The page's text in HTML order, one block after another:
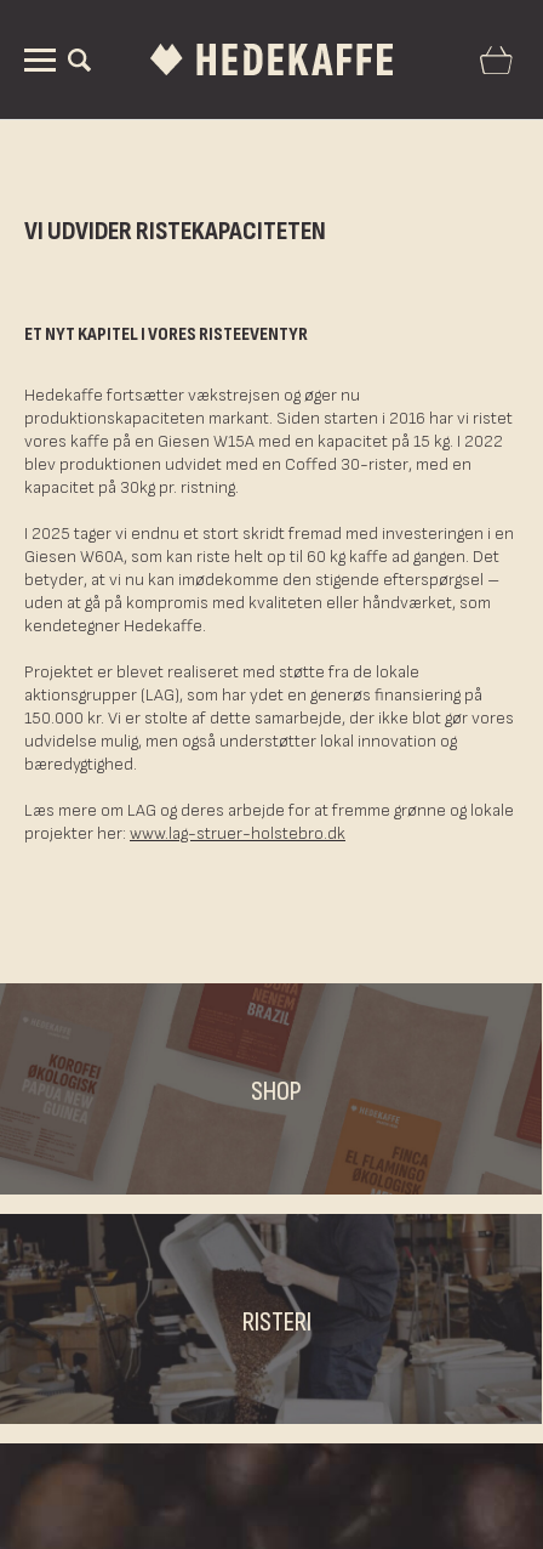
VI UDVIDER RISTEKAPACITETEN
ET NYT KAPITEL I VORES RISTEEVENTYR
Hedekaffe fortsætter vækstrejsen og øger nu
produktionskapaciteten markant. Siden starten i 2016 har vi ristet
vores kaffe på en Giesen W15A med en kapacitet på 15 kg. I 2022
blev produktionen udvidet med en Coffed 30-rister, med en
kapacitet på 30kg pr. ristning.
I 2025 tager vi endnu et stort skridt fremad med investeringen i en
Giesen W60A, som kan riste helt op til 60 kg kaffe ad gangen. Det
betyder, at vi nu kan imødekomme den stigende efterspørgsel –
uden at gå på kompromis med kvaliteten eller håndværket, som
kendetegner Hedekaffe.
Projektet er blevet realiseret med støtte fra de lokale
aktionsgrupper (LAG), som har ydet en generøs finansiering på
150.000 kr. Vi er stolte af dette samarbejde, der ikke blot gør vores
udvidelse mulig, men også understøtter lokal innovation og
bæredygtighed.
Læs mere om LAG og deres arbejde for at fremme grønne og lokale
projekter her: www.lag-struer-holstebro.dk
SHOP
RISTERI